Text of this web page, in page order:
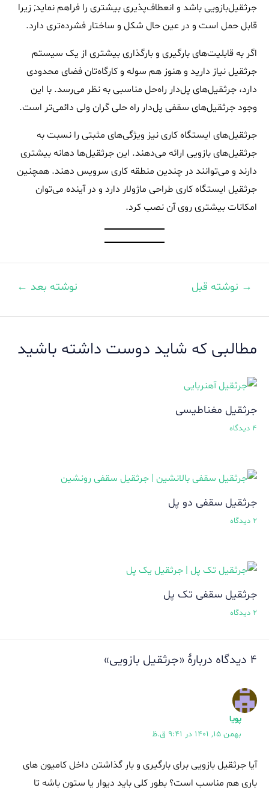
جرثقیل‌بازویی باشد و انعطاف‌پذیری بیشتری را فراهم نماید; زیرا
قابل حمل است و در عین حال شکل و ساختار فشرده‌تری دارد.
اگر به قابلیت‌های بارگیری و بارگذاری بیشتری از یک سیستم
جرثقیل نیاز دارید و هنوز هم سوله و کارگاه‌تان فضای محدودی
دارد، جرثقیل‌های پل‌دار راه‌حل مناسبی به نظر می‌رسد. با این
وجود جرثقیل‌های سقفی پل‌دار راه حلی گران ولی دائمی‌تر است.
جرثقیل‌های ایستگاه کاری نیز ویژگی‌های مثبتی را نسبت به
جرثقیل‌های بازویی ارائه می‌دهند. این جرثقیل‌ها دهانه بیشتری
دارند و می‌توانند در چندین منطقه کاری سرویس دهند. همچنین
جرثقیل ایستگاه کاری طراحی ماژولار دارد و در آینده می‌توان
امکانات بیشتری روی آن نصب کرد.
راهبری
→ نوشته قبل نوشته بعد ←
مطالبی که شاید دوست داشته باشید
جرثقیل مغناطیسی
4 دیدگاه
جرثقیل سقفی دو پل
2 دیدگاه
جرثقیل سقفی تک پل
2 دیدگاه
4 دیدگاه دربارهٔ «جرثقیل بازویی»
پویا
بهمن 15, 1401 در 9:41 ق.ظ
آیا جرثقیل بازویی برای بارگیری و بار گذاشتن داخل کامیون های
باری هم مناسب است؟ بطور کلی باید دیوار یا ستون باشه تا